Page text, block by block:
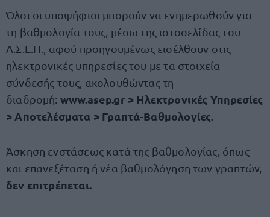
Όλοι οι υποψήφιοι μπορούν να ενημερωθούν για
τη βαθμολογία τους, μέσω της ιστοσελίδας του
Α.Σ.Ε.Π., αφού προηγουμένως εισέλθουν στις
ηλεκτρονικές υπηρεσίες του με τα στοιχεία
σύνδεσής τους, ακολουθώντας τη
διαδρομή: www.asep.gr > Ηλεκτρονικές Υπηρεσίες
> Αποτελέσματα > Γραπτά-Βαθμολογίες.
Άσκηση ενστάσεως κατά της βαθμολογίας, όπως
και επανεξέταση ή νέα βαθμολόγηση των γραπτών,
δεν επιτρέπεται.